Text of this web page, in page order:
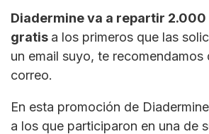
Diadermine va a repartir
gratis a los primeros que las
un email suyo, te recomendamos
correo.
En esta promoción de
a los que participaron en una de